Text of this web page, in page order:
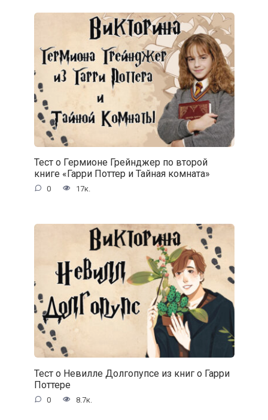
Тест о Гермионе Грейнджер по второй
книге «Гарри Поттер и Тайная комната»
0 17к.
Тест о Невилле Долгопупсе из книг о Гарри
Поттере
0 8.7к.